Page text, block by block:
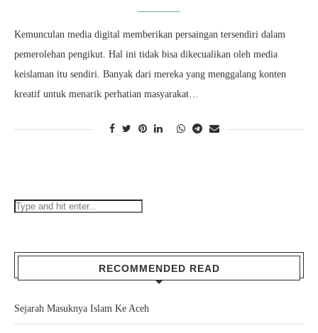
Kemunculan media digital memberikan persaingan tersendiri dalam
pemerolehan pengikut. Hal ini tidak bisa dikecualikan oleh media
keislaman itu sendiri. Banyak dari mereka yang menggalang konten
kreatif untuk menarik perhatian masyarakat…
RECOMMENDED READ
Sejarah Masuknya Islam Ke Aceh